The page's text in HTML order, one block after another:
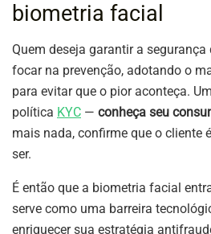
biometria facial
Quem deseja garantir a segurança
focar na prevenção, adotando o
para evitar que o pior aconteça.
política KYC — conheça seu
mais nada, confirme que o cliente
ser.
É então que a biometria facial
serve como uma barreira
enriquecer sua estratégia